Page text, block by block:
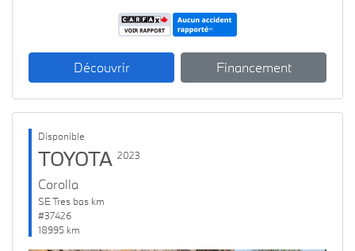
Découvrir Financement
Disponible
TOYOTA 2023
Corolla
SE Tres bas km
#37426
18995 km